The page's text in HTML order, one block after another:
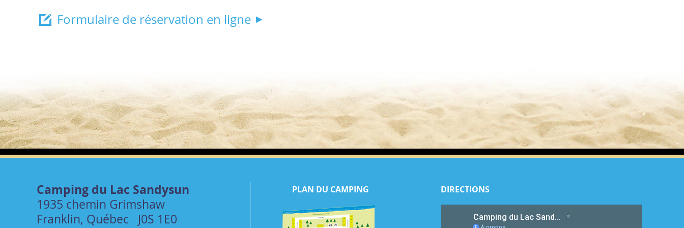
Formulaire de réservation en ligne
Camping du Lac Sandysun
1935 chemin Grimshaw
Franklin, Québec J0S 1E0
PLAN DU CAMPING DIRECTIONS